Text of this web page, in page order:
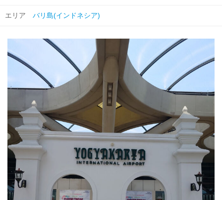
エリア バリ島(インドネシア)